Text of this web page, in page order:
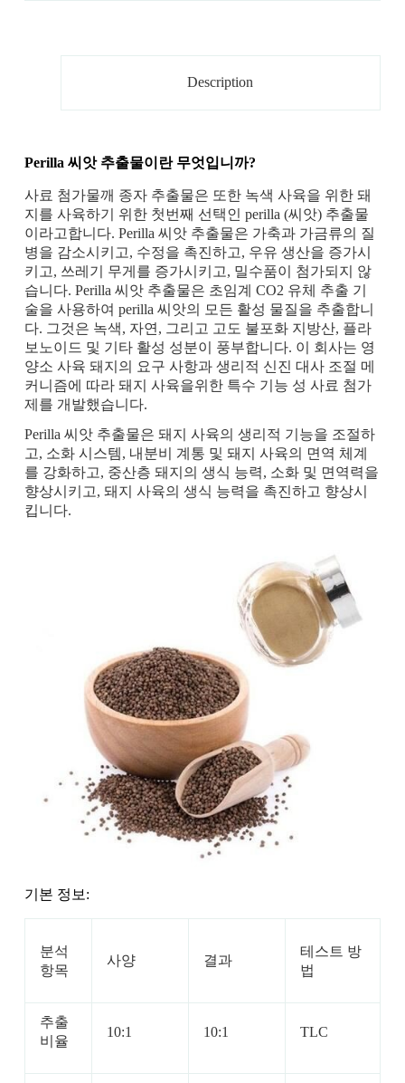
Description
Perilla 씨앗 추출물이란 무엇입니까?
사료 첨가물깨 종자 추출물은 또한 녹색 사육을 위한 돼
지를 사육하기 위한 첫번째 선택인 perilla (씨앗) 추출물
이라고합니다. Perilla 씨앗 추출물은 가축과 가금류의 질
병을 감소시키고, 수정을 촉진하고, 우유 생산을 증가시
키고, 쓰레기 무게를 증가시키고, 밀수품이 첨가되지 않
습니다. Perilla 씨앗 추출물은 초임계 CO2 유체 추출 기
술을 사용하여 perilla 씨앗의 모든 활성 물질을 추출합니
다. 그것은 녹색, 자연, 그리고 고도 불포화 지방산, 플라
보노이드 및 기타 활성 성분이 풍부합니다. 이 회사는 영
양소 사육 돼지의 요구 사항과 생리적 신진 대사 조절 메
커니즘에 따라 돼지 사육을위한 특수 기능 성 사료 첨가
제를 개발했습니다.
Perilla 씨앗 추출물은 돼지 사육의 생리적 기능을 조절하
고, 소화 시스템, 내분비 계통 및 돼지 사육의 면역 체계
를 강화하고, 중산층 돼지의 생식 능력, 소화 및 면역력을
향상시키고, 돼지 사육의 생식 능력을 촉진하고 향상시
킵니다.
기본 정보:
분석
항목
사양 결과
테스트 방
법
추출
비율
10:1 10:1 TLC